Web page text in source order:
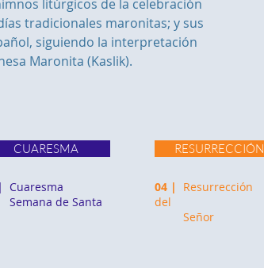
litúrgicos de la celebración
tradicionales maronitas; y sus
siguiendo la interpretación
Maronita (Kaslik).
CUARESMA
Cuaresma
de Santa
RESURRECCIÓN
04 |
Resurrección
del
Señor